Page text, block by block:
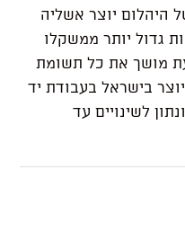
היהלום יוצר אשליה
גדול יותר ממשקלו
מושך את כל תשומת
בישראל בעבודת יד
ורוד 14 קראט ונתון לשינויים עד